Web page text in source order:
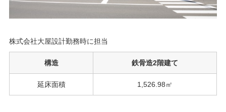
株式会社大屋設計勤務時に担当
構造 鉄骨造2階建て
延床面積 1,526.98㎡